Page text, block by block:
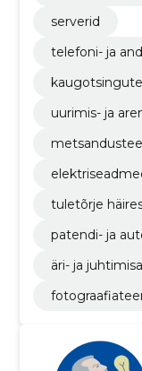
serverid
telefoni- ja
uurimis- ja
tuletõrje
patendi- ja
äri- ja